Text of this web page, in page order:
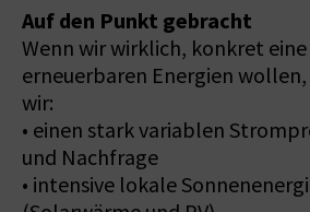
Auf den Punkt gebracht
Wenn wir wirklich, konkret
erneuerbaren Energien
wir:
• einen stark variablen
und Nachfrage
• intensive lokale